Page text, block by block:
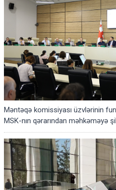
Məntəqə komissiyası üzvlərinin
MSK-nın qərarından məhkəməyə